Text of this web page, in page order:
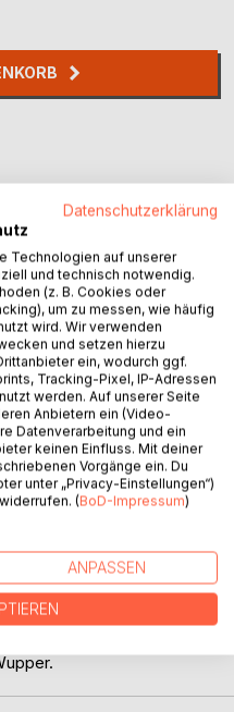
1929 ihren Namen
eigene Städte. Am
die noch vor über Hundert
von vielen
1910, stammt aus einem
berichtet, welche Stadt
bekannt war.
Schwebebahn werden
Datenschutzerklärung
Technologien auf unserer
und technisch notwendig.
(z. B. Cookies oder
um zu messen, wie häufig
wird. Wir verwenden
und setzen hierzu
ein, wodurch ggf.
Tracking-Pixel, IP-Adressen
werden. Auf unserer Seite
Anbietern ein (Video-
Datenverarbeitung und ein
keinen Einfluss. Mit deiner
Vorgänge ein. Du
unter „Privacy-Einstellungen“)
(BoD-Impressum)
ANPASSEN